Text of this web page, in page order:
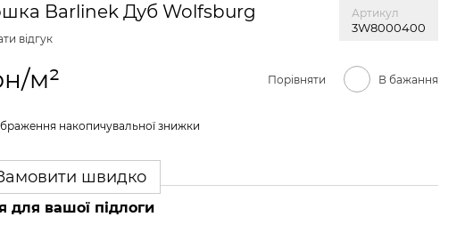
Barlinek Дуб Wolfsburg Артикул
3W8000400
відгук
м² Порівняти В бажання
накопичувальної знижки
швидко
для вашої підлоги